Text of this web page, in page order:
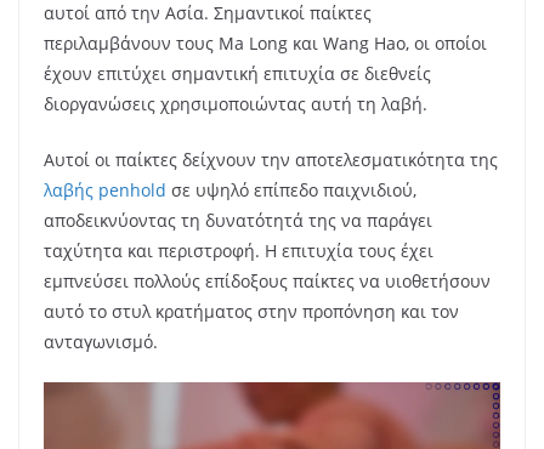
αυτοί από την Ασία. Σημαντικοί παίκτες
περιλαμβάνουν τους Ma Long και Wang Hao, οι οποίοι
έχουν επιτύχει σημαντική επιτυχία σε διεθνείς
διοργανώσεις χρησιμοποιώντας αυτή τη λαβή.
Αυτοί οι παίκτες δείχνουν την αποτελεσματικότητα της
λαβής penhold σε υψηλό επίπεδο παιχνιδιού,
αποδεικνύοντας τη δυνατότητά της να παράγει
ταχύτητα και περιστροφή. Η επιτυχία τους έχει
εμπνεύσει πολλούς επίδοξους παίκτες να υιοθετήσουν
αυτό το στυλ κρατήματος στην προπόνηση και τον
ανταγωνισμό.